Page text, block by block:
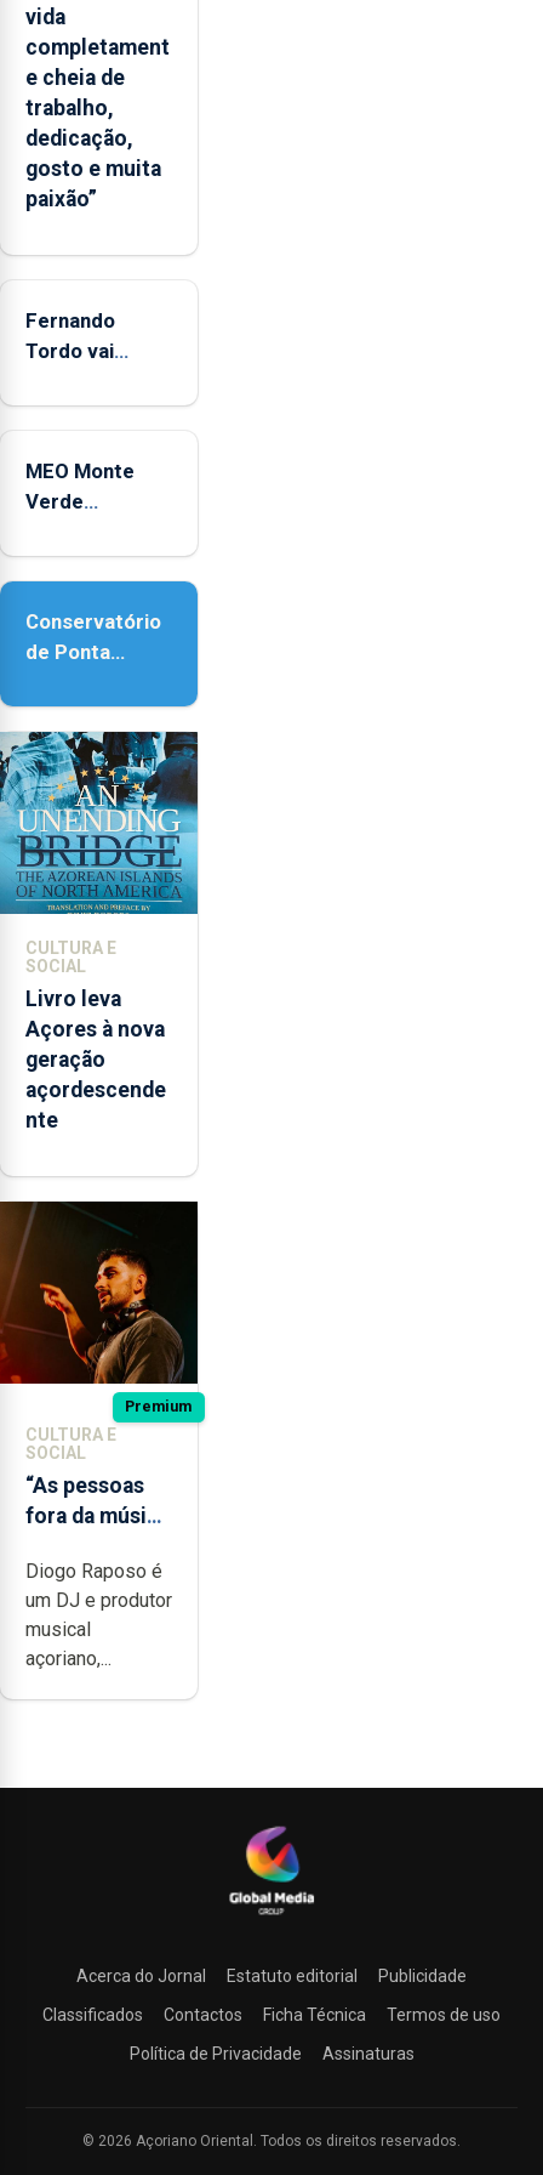
apresenta
um
“decréscimo
significativo”
da
CPUE
entre
2022
vida
completament
e cheia de
trabalho,
dedicação,
gosto e muita
paixão”
Fernando
Tordo vai
anos de
Coliseu
Micaelense
MEO Monte
Verde
reforço da
Conservatório
de Ponta
contar com
novos
instrumentos
CULTURA E
SOCIAL
Livro leva
Açores à nova
geração
açordescende
nte
Premium
CULTURA E
SOCIAL
“As pessoas
fora da música
noção do quão
difícil é
produzir uma
música”
Diogo Raposo é
um DJ e produtor
musical
açoriano,...
Acerca do Jornal Estatuto editorial
Publicidade
Classificados
Contactos Ficha Técnica
Termos de uso
Política de Privacidade
Assinaturas
© 2026 Açoriano Oriental. Todos os direitos reservados.